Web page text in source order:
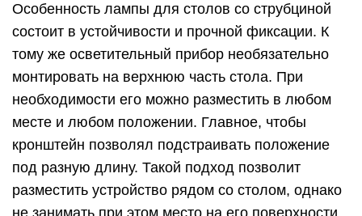
Особенность лампы для столов со струбциной
состоит в устойчивости и прочной фиксации. К
тому же осветительный прибор необязательно
монтировать на верхнюю часть стола. При
необходимости его можно разместить в любом
месте и любом положении. Главное, чтобы
кронштейн позволял подстраивать положение
под разную длину. Такой подход позволит
разместить устройство рядом со столом, однако